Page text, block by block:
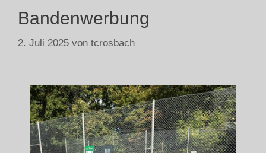
Bandenwerbung
2. Juli 2025 von tcrosbach